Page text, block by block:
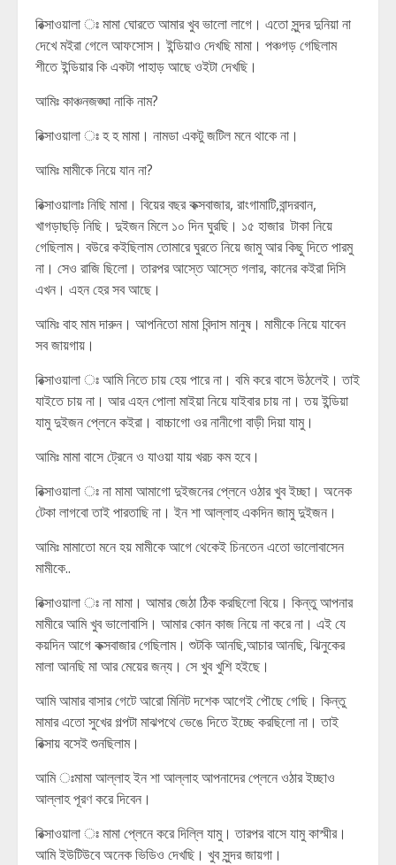
রিক্সাওয়ালা ঃ মামা ঘোরতে আমার খুব ভালো লাগে। এতো সুন্দর দুনিয়া না
দেখে মইরা গেলে আফসোস। ইন্ডিয়াও দেখছি মামা। পঞ্চগড় গেছিলাম
শীতে ইন্ডিয়ার কি একটা পাহাড় আছে ওইটা দেখছি।
আমিঃ কাঞ্চনজঙ্ঘা নাকি নাম?
রিক্সাওয়ালা ঃ হ হ মামা। নামডা একটু জটিল মনে থাকে না।
আমিঃ মামীকে নিয়ে যান না?
রিক্সাওয়ালাঃ নিছি মামা। বিয়ের বছর কক্সবাজার, রাংগামাটি,বান্দরবান,
খাগড়াছড়ি নিছি। দুইজন মিলে ১০ দিন ঘুরছি। ১৫ হাজার টাকা নিয়ে
গেছিলাম। বউরে কইছিলাম তোমারে ঘুরতে নিয়ে জামু আর কিছু দিতে পারমু
না। সেও রাজি ছিলো। তারপর আস্তে আস্তে গলার, কানের কইরা দিসি
এখন। এহন হের সব আছে।
আমিঃ বাহ মাম দারুন। আপনিতো মামা বিন্দাস মানুষ। মামীকে নিয়ে যাবেন
সব জায়গায়।
রিক্সাওয়ালা ঃ আমি নিতে চায় হেয় পারে না। বমি করে বাসে উঠলেই। তাই
যাইতে চায় না। আর এহন পোলা মাইয়া নিয়ে যাইবার চায় না। তয় ইন্ডিয়া
যামু দুইজন প্লেনে কইরা। বাচ্চাগো ওর নানীগো বাড়ী দিয়া যামু।
আমিঃ মামা বাসে ট্রেনে ও যাওয়া যায় খরচ কম হবে।
রিক্সাওয়ালা ঃ না মামা আমাগো দুইজনের প্লেনে ওঠার খুব ইচ্ছা। অনেক
টেকা লাগবো তাই পারতাছি না। ইন শা আল্লাহ একদিন জামু দুইজন।
আমিঃ মামাতো মনে হয় মামীকে আগে থেকেই চিনতেন এতো ভালোবাসেন
মামীকে..
রিক্সাওয়ালা ঃ না মামা। আমার জেঠা ঠিক করছিলো বিয়ে। কিন্তু আপনার
মামীরে আমি খুব ভালোবাসি। আমার কোন কাজ নিয়ে না করে না। এই যে
কয়দিন আগে কক্সবাজার গেছিলাম। শুটকি আনছি,আচার আনছি, ঝিনুকের
মালা আনছি মা আর মেয়ের জন্য। সে খুব খুশি হইছে।
আমি আমার বাসার গেটে আরো মিনিট দশেক আগেই পৌছে গেছি। কিন্তু
মামার এতো সুখের গল্পটা মাঝপথে ভেঙে দিতে ইচ্ছে করছিলো না। তাই
রিক্সায় বসেই শুনছিলাম।
আমি ঃমামা আল্লাহ ইন শা আল্লাহ আপনাদের প্লেনে ওঠার ইচ্ছাও
আল্লাহ পূরণ করে দিবেন।
রিক্সাওয়ালা ঃ মামা প্লেনে করে দিল্লি যামু। তারপর বাসে যামু কাস্মীর।
আমি ইউটিউবে অনেক ভিডিও দেখছি। খুব সুন্দর জায়গা।